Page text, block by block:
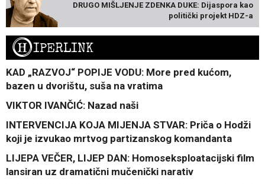
DRUGO MIŠLJENJE ZDENKA DUKE: Dijaspora kao
politički projekt HDZ-a
HIPERLINK
KAD „RAZVOJ“ POPIJE VODU: More pred kućom,
bazen u dvorištu, suša na vratima
VIKTOR IVANČIĆ: Nazad naši
INTERVENCIJA KOJA MIJENJA STVAR: Priča o Hodži
koji je izvukao mrtvog partizanskog komandanta
LIJEPA VEČER, LIJEP DAN: Homoseksploatacijski film
lansiran uz dramatični mučenički narativ